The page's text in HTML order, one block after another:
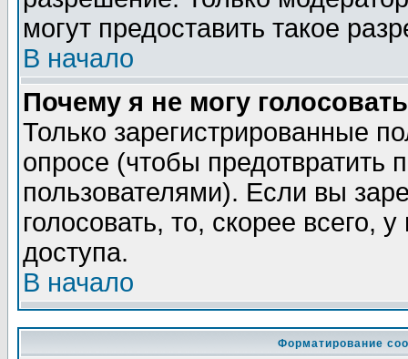
могут предоставить такое
В начало
Почему я не могу
Только зарегистрированные
опросе (чтобы предотвратить
пользователями). Если вы
голосовать, то, скорее всего,
доступа.
В начало
Форматирование